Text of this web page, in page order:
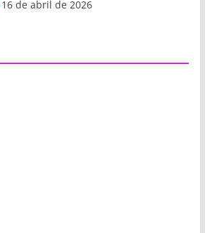
16 de abril de 2026